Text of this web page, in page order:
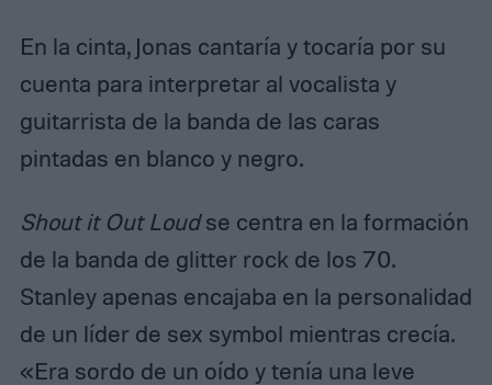
En la cinta, Jonas cantaría y tocaría por su
cuenta para interpretar al vocalista y
guitarrista de la banda de las caras
pintadas en blanco y negro.
Shout it Out Loudse centra en la formación
de la banda de glitter rock de los 70.
Stanley apenas encajaba en la personalidad
de un líder de sex symbol mientras crecía.
«Era sordo de un oído y tenía una leve